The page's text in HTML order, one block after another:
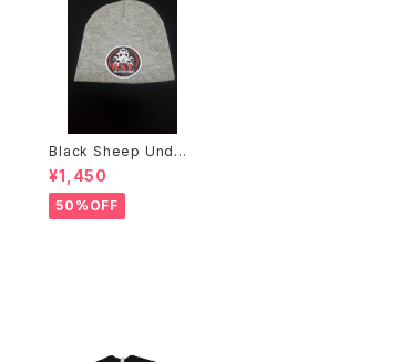
Black Sheep Under
¥1,450
50%OFF